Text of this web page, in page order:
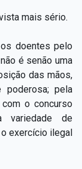
mais sério.
doentes pelo
é senão uma
das mãos,
poderosa; pela
o concurso
de
exercício ilegal